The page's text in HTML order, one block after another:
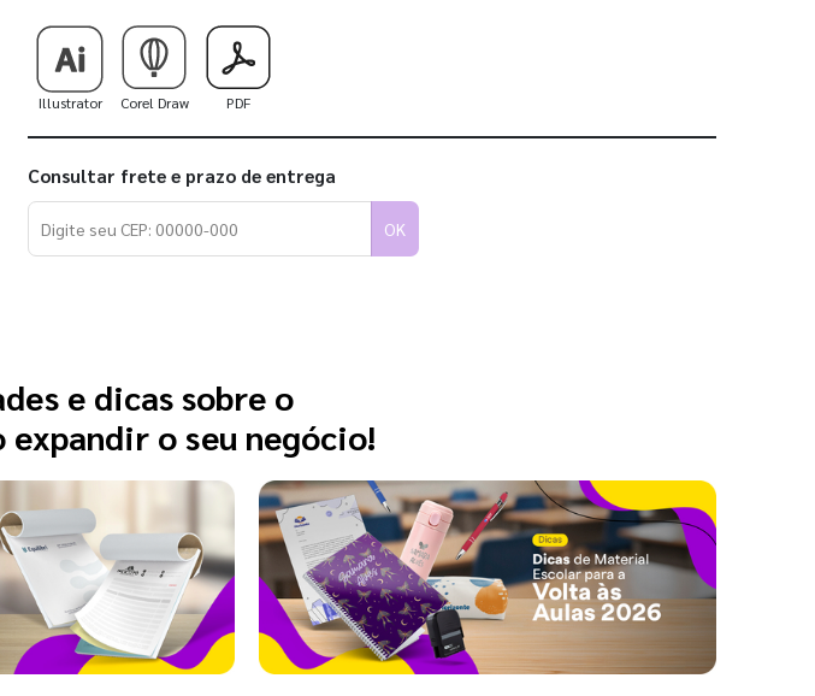
Illustrator Corel Draw PDF
Consultar frete e prazo de entrega
OK
e dicas sobre o
o seu negócio!